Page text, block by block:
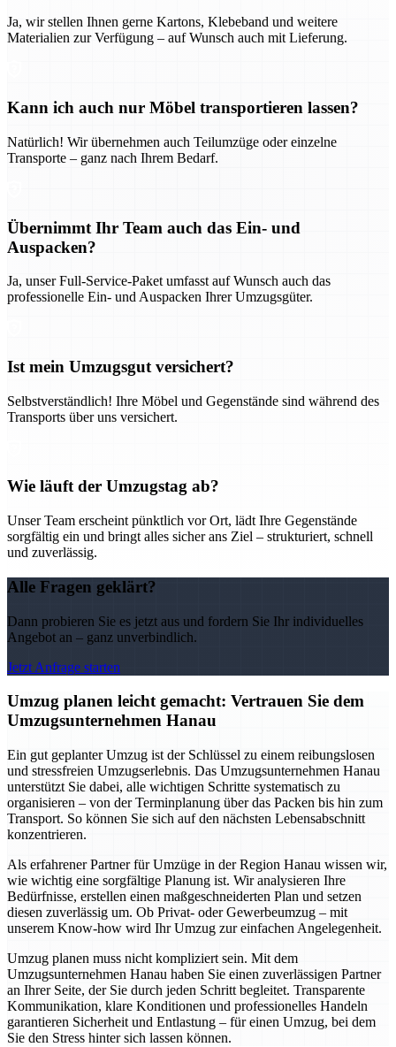
Ja, wir stellen Ihnen gerne Kartons, Klebeband und weitere
Materialien zur Verfügung – auf Wunsch auch mit Lieferung.
Kann ich auch nur Möbel transportieren lassen?
Natürlich! Wir übernehmen auch Teilumzüge oder einzelne
Transporte – ganz nach Ihrem Bedarf.
Übernimmt Ihr Team auch das Ein- und
Auspacken?
Ja, unser Full-Service-Paket umfasst auf Wunsch auch das
professionelle Ein- und Auspacken Ihrer Umzugsgüter.
Ist mein Umzugsgut versichert?
Selbstverständlich! Ihre Möbel und Gegenstände sind während des
Transports über uns versichert.
Wie läuft der Umzugstag ab?
Unser Team erscheint pünktlich vor Ort, lädt Ihre Gegenstände
sorgfältig ein und bringt alles sicher ans Ziel – strukturiert, schnell
und zuverlässig.
Alle Fragen geklärt?
Dann probieren Sie es jetzt aus und fordern Sie Ihr individuelles
Angebot an – ganz unverbindlich.
Jetzt Anfrage starten
Umzug planen leicht gemacht: Vertrauen Sie dem
Umzugsunternehmen Hanau
Ein gut geplanter Umzug ist der Schlüssel zu einem reibungslosen
und stressfreien Umzugserlebnis. Das Umzugsunternehmen Hanau
unterstützt Sie dabei, alle wichtigen Schritte systematisch zu
organisieren – von der Terminplanung über das Packen bis hin zum
Transport. So können Sie sich auf den nächsten Lebensabschnitt
konzentrieren.
Als erfahrener Partner für Umzüge in der Region Hanau wissen wir,
wie wichtig eine sorgfältige Planung ist. Wir analysieren Ihre
Bedürfnisse, erstellen einen maßgeschneiderten Plan und setzen
diesen zuverlässig um. Ob Privat- oder Gewerbeumzug – mit
unserem Know-how wird Ihr Umzug zur einfachen Angelegenheit.
Umzug planen muss nicht kompliziert sein. Mit dem
Umzugsunternehmen Hanau haben Sie einen zuverlässigen Partner
an Ihrer Seite, der Sie durch jeden Schritt begleitet. Transparente
Kommunikation, klare Konditionen und professionelles Handeln
garantieren Sicherheit und Entlastung – für einen Umzug, bei dem
Sie den Stress hinter sich lassen können.